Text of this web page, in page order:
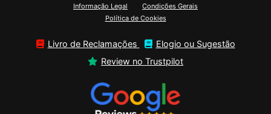
Informação Legal
Condições Gerais
Política de Cookies
Livro de Reclamações
Elogio ou Sugestão
Review no Trustpilot